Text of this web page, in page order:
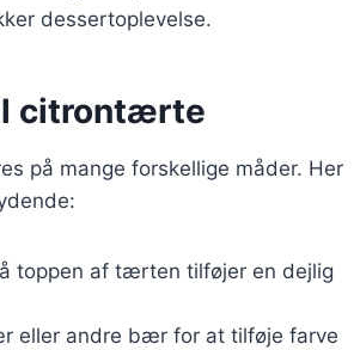
dessertoplevelse.
citrontærte
på mange forskellige måder. Her
toppen af tærten tilføjer en dejlig
eller andre bær for at tilføje farve